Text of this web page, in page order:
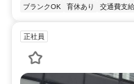
ブランクOK
育休あり 交通費支給
正社員